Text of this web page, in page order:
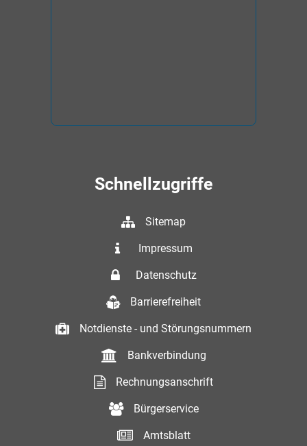
Schnellzugriffe
Sitemap
Impressum
Datenschutz
Barrierefreiheit
Notdienste - und Störungsnummern
Bankverbindung
Rechnungsanschrift
Bürgerservice
Amtsblatt